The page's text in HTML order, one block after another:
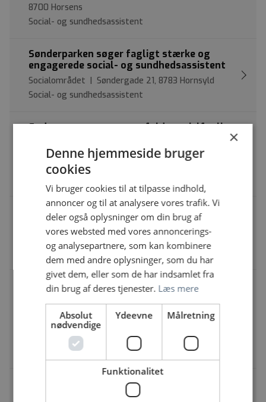
8700 Horsens
Social- og sundhedsassistent
Sønderparken søger fagligt stærke og
engagerede social- og sundhedsassistent
Socialområdet | Søndergade 21, 8783 Hornsyld
Social- og sundhedsassistent
Er du vores nye omsorgsfulde socialfaglige
Socialpsykiatri Voksne, Region Midtjylland?
Socialområdet | Pilevej 4, 8653 Them
Social- og Sundhedsassistent søges til
spændende stilling på sengeafsnittet
Det Grønlandske Sundhedsvæsen
Social- og sundhedsassistent
Nysgerrig på psykiatri? Sygeplejerske eller
social- og sundhedsassistent søges til
Afsnit 801, Psykiatrisk Center Glostrup
Psykiatrisk Center Glostrup | Brøndbyøstervej 160,
2605 Brøndby
Social- og sundhedsassistent
SOSU-assistenter til Skovbo Syd, Tilbuddet
for Autismespektrumforstyrrelser, OVUS
×
Denne hjemmeside bruger
cookies
Vi bruger cookies til at tilpasse indhold,
annoncer og til at analysere vores trafik. Vi
deler også oplysninger om din brug af
vores websted med vores annoncerings-
og analysepartnere, som kan kombinere
dem med andre oplysninger, som du har
givet dem, eller som de har indsamlet fra
din brug af deres tjenester. Læs mere
Absolut
nødvendige
Ydeevne Målretning
Funktionalitet